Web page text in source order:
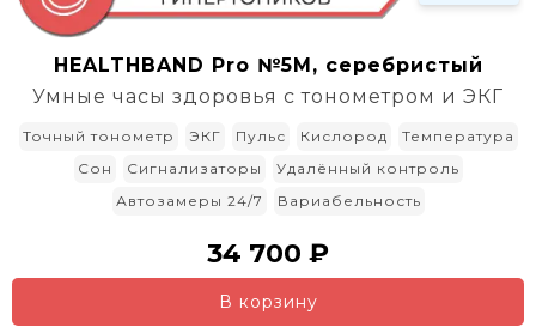
HEALTHBAND Pro №5M, серебристый
Умные часы здоровья с тонометром и ЭКГ
Точный тонометр ЭКГ Пульс Кислород
Температура
Сон
Сигнализаторы
Удалённый контроль
Автозамеры 24/7
Вариабельность
34 700 ₽
В корзину